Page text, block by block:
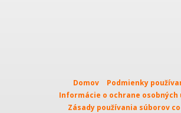
Domov
Podmienky
Informácie o ochrane osobných
Zásady používania súborov